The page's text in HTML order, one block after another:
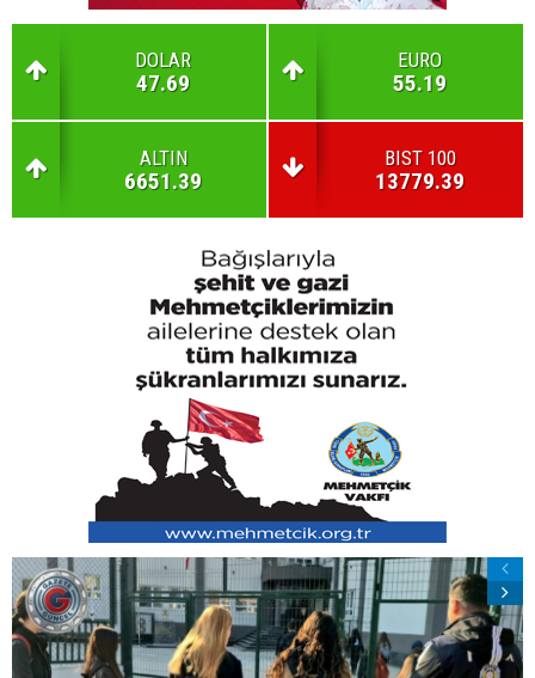
DOLAR
47.69
EURO
55.19
ALTIN
6651.39
BIST 100
13779.39